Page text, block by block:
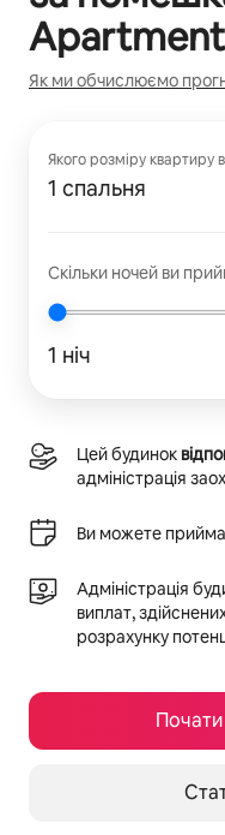
Як ми обчислюємо
Якого розміру квартиру
1 спальня
Скільки ночей ви
1 ніч
Цей будинок
адміністрація
Ви можете
Адміністрація
виплат,
розрахунку